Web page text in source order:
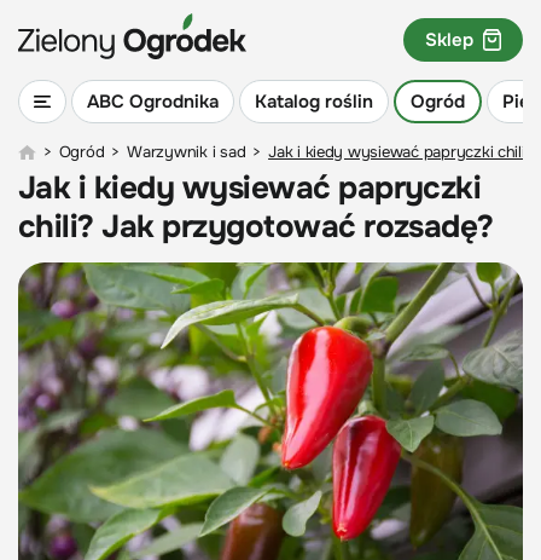
ABC Ogrodnika Katalog roślin Ogród
Sklep
> Ogród > Warzywnik i sad > Jak i kiedy wysiewać papryczki
Jak i kiedy wysiewać papryczki
chili? Jak przygotować rozsadę?